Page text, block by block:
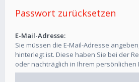
Passwort zurücksetzen
E-Mail-Adresse:
Sie müssen die E-Mail-Adresse
hinterlegt ist. Diese haben Sie bei der
oder nachträglich in Ihrem persönlichen